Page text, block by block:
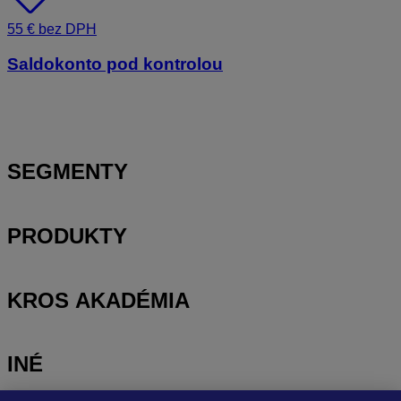
55 € bez DPH
Saldokonto pod kontrolou
SEGMENTY
PRODUKTY
KROS AKADÉMIA
INÉ